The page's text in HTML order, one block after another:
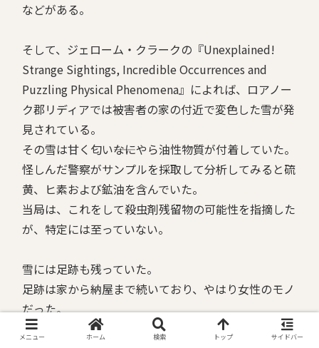
などがある。
そして、ジェローム・クラークの『Unexplained!
Strange Sightings, Incredible Occurrences and
Puzzling Physical Phenomena』によれば、ロアノー
ク郡リディアでは被害者の家の付近で変色した雪が発
見されている。
その雪は甘く匂い――なにやら油性物質が付着していた。
怪しんだ警察がサンプルを採取して分析してみると硫
黄、ヒ素および鉱油を含んでいた。
当局は、これをして殺虫剤残留物の可能性を指摘した
が、特定には至っていない。
雪には足跡も残っていた。
足跡は家から納屋まで続いており、やはり女性のモノ
だった。
メニュー ホーム 検索 トップ サイドバー